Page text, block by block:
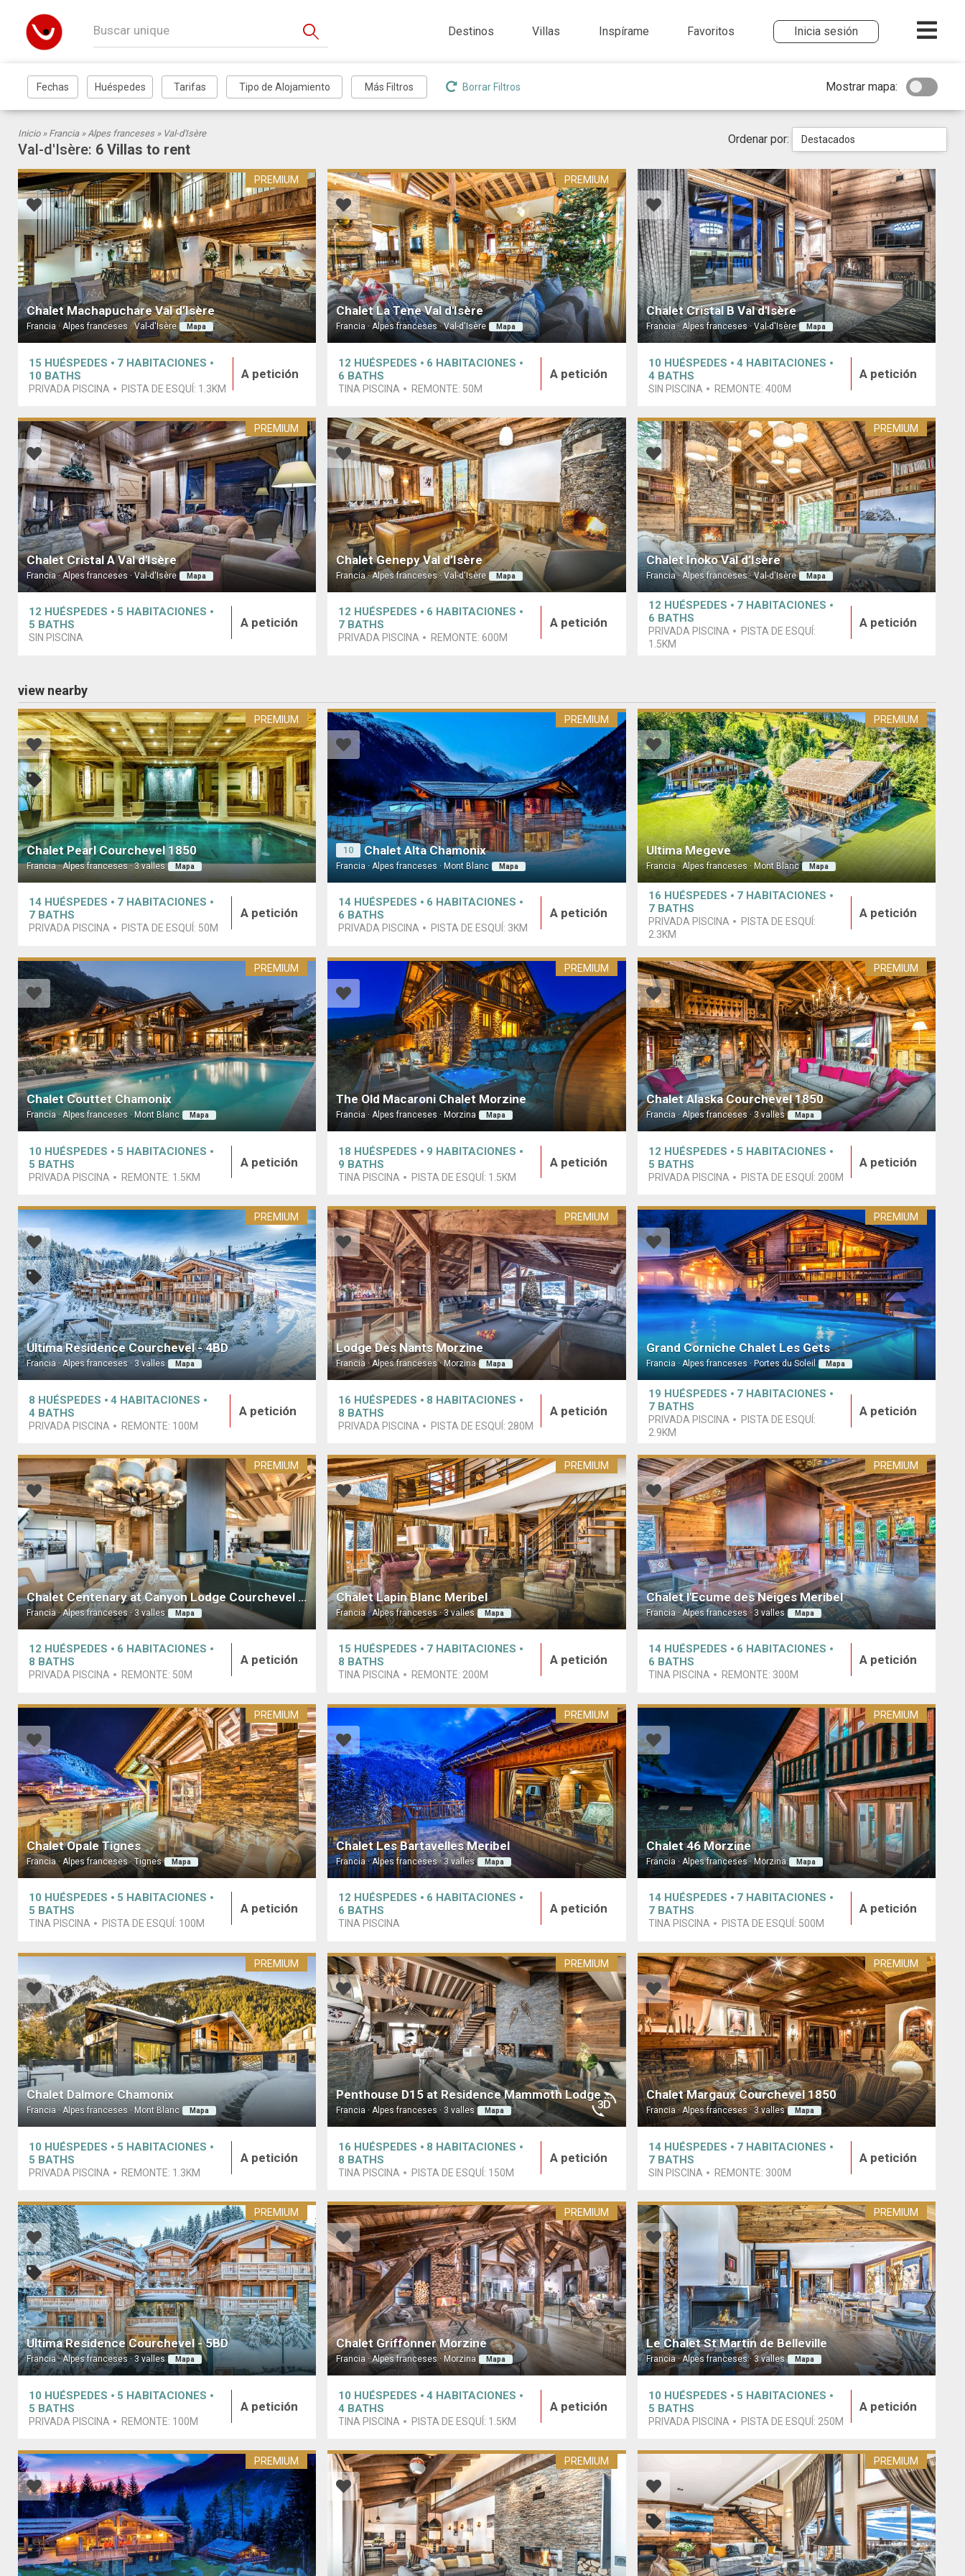
Destinos Villas Inspírame Favoritos Inicia sesión
Borrar Filtros Mostrar mapa:
Inicio » Francia»Alpes franceses» Val-d'Isère
Val-d'Isère: 6 Villas to rent
Ordenar por: Destacados
Chalet Machapuchare Val d’Isère
Francia · Alpes franceses · Val-d'Isère Mapa
PREMIUM
15 HUÉSPEDES 7 HABITACIONES
10 BATHS
PRIVADA PISCINA PISTA DE ESQUÍ: 1.3KM
A petición
Chalet La Tene Val d'Isère
Francia · Alpes franceses · Val-d'Isère Mapa
PREMIUM
12 HUÉSPEDES 6 HABITACIONES
6 BATHS
TINA PISCINA REMONTE: 50M
A petición
Chalet Cristal B Val d'Isère
Francia · Alpes franceses · Val-d'Isère Mapa
10 HUÉSPEDES 4 HABITACIONES
4 BATHS
SIN PISCINA REMONTE: 400M
A petición
Chalet Cristal A Val d'Isère
Francia · Alpes franceses · Val-d'Isère Mapa
PREMIUM
12 HUÉSPEDES 5 HABITACIONES
5 BATHS
SIN PISCINA
A petición
Chalet Genepy Val d’Isère
Francia · Alpes franceses · Val-d'Isère Mapa
12 HUÉSPEDES 6 HABITACIONES
7 BATHS
PRIVADA PISCINA REMONTE:600M
A petición
Chalet Inoko Val d’Isère
Francia · Alpes franceses · Val-d'Isère Mapa
PREMIUM
12 HUÉSPEDES 7 HABITACIONES
6 BATHS
PRIVADA PISCINA
PISTA DE ESQUÍ:
1.5KM
A petición
view nearby
Chalet Pearl Courchevel 1850
Francia · Alpes franceses · 3 valles Mapa
PREMIUM
14 HUÉSPEDES 7 HABITACIONES
7 BATHS
PRIVADA PISCINA PISTA DE ESQUÍ: 50M
A petición
10 Chalet Alta Chamonix
Francia · Alpes franceses · Mont Blanc Mapa
PREMIUM
14 HUÉSPEDES 6 HABITACIONES
6 BATHS
PRIVADA PISCINA PISTA DE ESQUÍ: 3KM
A petición
Ultima Megeve
Francia · Alpes franceses · Mont Blanc Mapa
PREMIUM
16 HUÉSPEDES 7 HABITACIONES
7 BATHS
PRIVADA PISCINA
PISTA DE ESQUÍ:
2.3KM
A petición
Chalet Couttet Chamonix
Francia · Alpes franceses · Mont Blanc Mapa
PREMIUM
10 HUÉSPEDES 5 HABITACIONES
5 BATHS
PRIVADA PISCINA REMONTE: 1.5KM
A petición
The Old Macaroni Chalet Morzine
Francia · Alpes franceses · Morzina Mapa
PREMIUM
18 HUÉSPEDES 9 HABITACIONES
9 BATHS
TINA PISCINA PISTA DE ESQUÍ: 1.5KM
A petición
Chalet Alaska Courchevel 1850
Francia · Alpes franceses · 3 valles Mapa
PREMIUM
12 HUÉSPEDES 5 HABITACIONES
5 BATHS
PRIVADA PISCINA PISTA DE ESQUÍ: 200M
A petición
Ultima Residence Courchevel - 4BD
Francia · Alpes franceses · 3 valles Mapa
PREMIUM
8 HUÉSPEDES 4 HABITACIONES
4 BATHS
PRIVADA PISCINA REMONTE: 100M
A petición
Lodge Des Nants Morzine
Francia · Alpes franceses · Morzina Mapa
PREMIUM
16 HUÉSPEDES 8 HABITACIONES
8 BATHS
PRIVADA PISCINA PISTA DE ESQUÍ: 280M
A petición
Grand Corniche Chalet Les Gets
Francia · Alpes franceses · Portes du Soleil Mapa
PREMIUM
19 HUÉSPEDES 7 HABITACIONES
7 BATHS
PRIVADA PISCINA
PISTA DE ESQUÍ:
2.9KM
A petición
Chalet Centenary at Canyon Lodge Courchevel 1650
Francia · Alpes franceses · 3 valles Mapa
PREMIUM
12 HUÉSPEDES 6 HABITACIONES
8 BATHS
PRIVADA PISCINA REMONTE: 50M
A petición
Chalet Lapin Blanc Meribel
Francia · Alpes franceses · 3 valles Mapa
PREMIUM
15 HUÉSPEDES 7 HABITACIONES
8 BATHS
TINA PISCINA REMONTE: 200M
A petición
Chalet l'Ecume des Neiges Meribel
Francia · Alpes franceses · 3 valles Mapa
PREMIUM
14 HUÉSPEDES 6 HABITACIONES
6 BATHS
TINA PISCINA REMONTE: 300M
A petición
Chalet Opale Tignes
Francia · Alpes franceses · Tignes Mapa
PREMIUM
10 HUÉSPEDES 5 HABITACIONES
5 BATHS
TINA PISCINA PISTA DE ESQUÍ: 100M
A petición
Chalet Les Bartavelles Meribel
Francia · Alpes franceses · 3 valles Mapa
PREMIUM
12 HUÉSPEDES 6 HABITACIONES
6 BATHS
TINA PISCINA
A petición
Chalet 46 Morzine
Francia · Alpes franceses · Morzina Mapa
PREMIUM
14 HUÉSPEDES 7 HABITACIONES
7 BATHS
TINA PISCINA PISTA DE ESQUÍ: 500M
A petición
Chalet Dalmore Chamonix
Francia · Alpes franceses · Mont Blanc Mapa
PREMIUM
10 HUÉSPEDES 5 HABITACIONES
5 BATHS
PRIVADA PISCINA REMONTE: 1.3KM
A petición
Penthouse D15 at Residence Mammoth Lodge Courchevel 1650
Francia · Alpes franceses · 3 valles Mapa
PREMIUM
16 HUÉSPEDES 8 HABITACIONES
8 BATHS
TINA PISCINA PISTA DE ESQUÍ: 150M
A petición
Chalet Margaux Courchevel 1850
Francia · Alpes franceses · 3 valles Mapa
PREMIUM
14 HUÉSPEDES 7 HABITACIONES
7 BATHS
SIN PISCINA REMONTE: 300M
A petición
Ultima Residence Courchevel - 5BD
Francia · Alpes franceses · 3 valles Mapa
PREMIUM
10 HUÉSPEDES 5 HABITACIONES
5 BATHS
PRIVADA PISCINA REMONTE: 100M
A petición
Chalet Griffonner Morzine
Francia · Alpes franceses · Morzina Mapa
PREMIUM
10 HUÉSPEDES 4 HABITACIONES
4 BATHS
TINA PISCINA PISTA DE ESQUÍ: 1.5KM
A petición
Le Chalet St Martin de Belleville
Francia · Alpes franceses · 3 valles Mapa
PREMIUM
10 HUÉSPEDES 5 HABITACIONES
5 BATHS
PRIVADA PISCINA PISTA DE ESQUÍ: 250M
A petición
PREMIUM PREMIUM PREMIUM